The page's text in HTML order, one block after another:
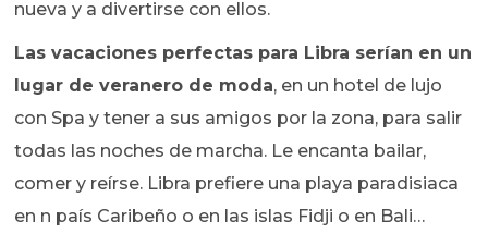
nueva y a divertirse con ellos.
Las vacaciones perfectas para Libra serían en un
lugar de veranero de moda, en un hotel de lujo
con Spa y tener a sus amigos por la zona, para salir
todas las noches de marcha. Le encanta bailar,
comer y reírse. Libra prefiere una playa paradisiaca
en n país Caribeño o en las islas Fidji o en Bali…